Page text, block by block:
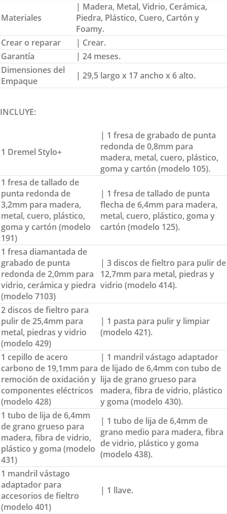
Materiales
| Madera, Metal, Vidrio, Cerámica,
Piedra, Plástico, Cuero, Cartón y
Foamy.
Crear o reparar
| Crear.
Garantía
| 24 meses.
Dimensiones del
Empaque
| 29,5 largo x 17 ancho x 6 alto.
INCLUYE:
1 Dremel Stylo+
| 1 fresa de grabado de punta
redonda de 0,8mm para
madera, metal, cuero, plástico,
goma y cartón (modelo 105).
1 fresa de tallado de
punta redonda de
3,2mm para madera,
metal, cuero, plástico,
goma y cartón (modelo
191)
| 1 fresa de tallado de punta
flecha de 6,4mm para madera,
metal, cuero, plástico, goma y
cartón (modelo 125).
1 fresa diamantada de
grabado de punta
redonda de 2,0mm para
vidrio, cerámica y piedra
(modelo 7103)
| 3 discos de fieltro para pulir de
12,7mm para metal, piedras y
vidrio (modelo 414).
2 discos de fieltro para
pulir de 25,4mm para
metal, piedras y vidrio
(modelo 429)
| 1 pasta para pulir y limpiar
(modelo 421).
1 cepillo de acero
carbono de 19,1mm para
remoción de oxidación y
componentes eléctricos
(modelo 428)
| 1 mandril vástago adaptador
de lijado de 6,4mm con tubo de
lija de grano grueso para
madera, fibra de vidrio, plástico
y goma (modelo 430).
1 tubo de lija de 6,4mm
de grano grueso para
madera, fibra de vidrio,
plástico y goma (modelo
431)
| 1 tubo de lija de 6,4mm de
grano medio para madera, fibra
de vidrio, plástico y goma
(modelo 438).
1 mandril vástago
adaptador para
accesorios de fieltro
(modelo 401)
| 1 llave.